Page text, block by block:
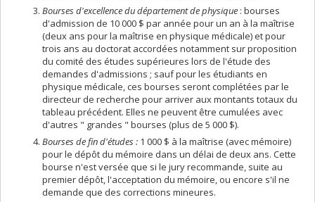
Bourses d'excellence du département de physique : bourses
d'admission de 10 000 $ par année pour un an à la maîtrise
(deux ans pour la maîtrise en physique médicale) et pour
trois ans au doctorat accordées notamment sur proposition
du comité des études supérieures lors de l'étude des
demandes d'admissions ; sauf pour les étudiants en
physique médicale, ces bourses seront complétées par le
directeur de recherche pour arriver aux montants totaux du
tableau précédent. Elles ne peuvent être cumulées avec
d'autres " grandes " bourses (plus de 5 000 $).
Bourses de fin d'études: 1 000 $ à la maîtrise (avec mémoire)
pour le dépôt du mémoire dans un délai de deux ans. Cette
bourse n'est versée que si le jury recommande, suite au
premier dépôt, l'acceptation du mémoire, ou encore s'il ne
demande que des corrections mineures.